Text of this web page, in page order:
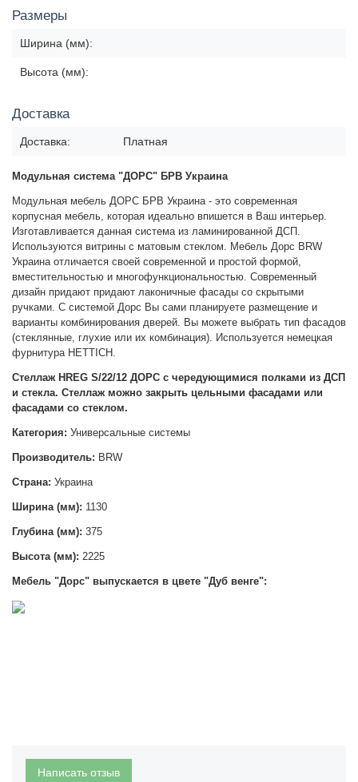
Размеры
Ширина (мм):
Высота (мм):
Доставка
Доставка: Платная
Модульная система "ДОРС" БРВ Украина
Модульная мебель ДОРС БРВ Украина - это современная
корпусная мебель, которая идеально впишется в Ваш интерьер.
Изготавливается данная система из ламинированной ДСП.
Используются витрины с матовым стеклом. Мебель Дорс BRW
Украина отличается своей современной и простой формой,
вместительностью и многофункциональностью. Современный
дизайн придают придают лаконичные фасады со скрытыми
ручками. С системой Дорс Вы сами планируете размещение и
варианты комбинирования дверей. Вы можете выбрать тип фасадов
(стеклянные, глухие или их комбинация). Используется немецкая
фурнитура HETTICH.
Стеллаж HREG S/22/12 ДОРС c чередующимися полками из ДСП
и стекла. Стеллаж можно закрыть цельными фасадами или
фасадами со стеклом.
Категория: Универсальные системы
Производитель: BRW
Страна: Украина
Ширина(мм): 1130
Глубина (мм): 375
Высота (мм): 2225
Мебель "Дорс" выпускается в цвете "Дуб венге":
Написать отзыв